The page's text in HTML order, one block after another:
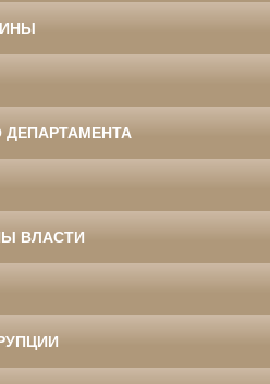
ДЕПАРТАМЕНТА
ВЛАСТИ